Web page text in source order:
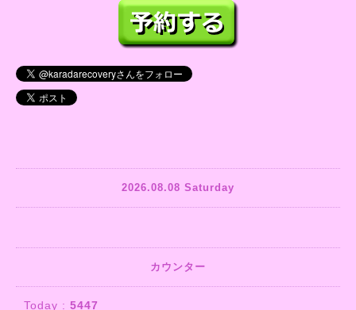
2026.08.08 Saturday
カウンター
Today : 5447